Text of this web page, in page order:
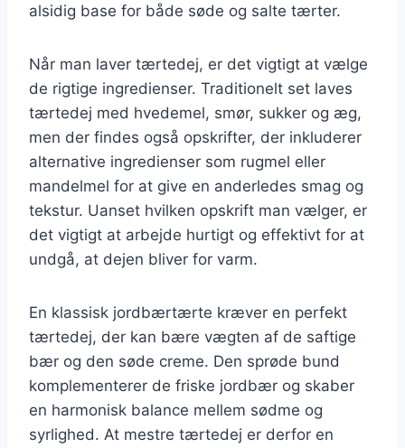
alsidig base for både søde og salte tærter.
Når man laver tærtedej, er det vigtigt at vælge
de rigtige ingredienser. Traditionelt set laves
tærtedej med hvedemel, smør, sukker og æg,
men der findes også opskrifter, der inkluderer
alternative ingredienser som rugmel eller
mandelmel for at give en anderledes smag og
tekstur. Uanset hvilken opskrift man vælger, er
det vigtigt at arbejde hurtigt og effektivt for at
undgå, at dejen bliver for varm.
En klassisk jordbærtærte kræver en perfekt
tærtedej, der kan bære vægten af de saftige
bær og den søde creme. Den sprøde bund
komplementerer de friske jordbær og skaber
en harmonisk balance mellem sødme og
syrlighed. At mestre tærtedej er derfor en